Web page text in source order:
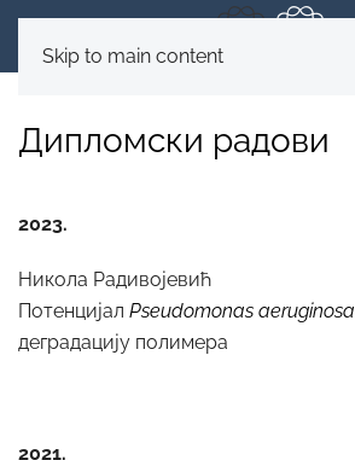
Skip to main content
Дипломски радови
2023.
Никола Радивојевић
Потенцијал Pseudomonas aeruginosa
деградацију полимера
2021.